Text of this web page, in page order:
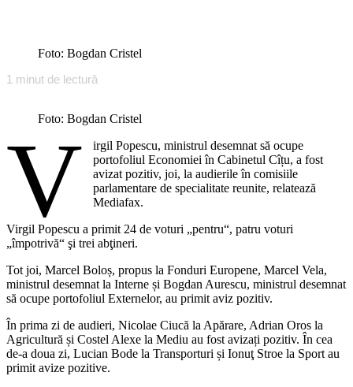
Foto: Bogdan Cristel
1 minut de lectură
Foto: Bogdan Cristel
V
irgil Popescu, ministrul desemnat să ocupe
portofoliul Economiei în Cabinetul Cîțu, a fost
avizat pozitiv, joi, la audierile în comisiile
parlamentare de specialitate reunite, relatează
Mediafax.
Virgil Popescu a primit 24 de voturi „pentru“, patru voturi
„împotrivă“ şi trei abţineri.
Tot joi, Marcel Boloș, propus la Fonduri Europene, Marcel Vela,
ministrul desemnat la Interne și Bogdan Aurescu, ministrul desemnat
să ocupe portofoliul Externelor, au primit aviz pozitiv.
În prima zi de audieri, Nicolae Ciucă la Apărare, Adrian Oros la
Agricultură și Costel Alexe la Mediu au fost avizați pozitiv. În cea
de-a doua zi, Lucian Bode la Transporturi și Ionuţ Stroe la Sport au
primit avize pozitive.